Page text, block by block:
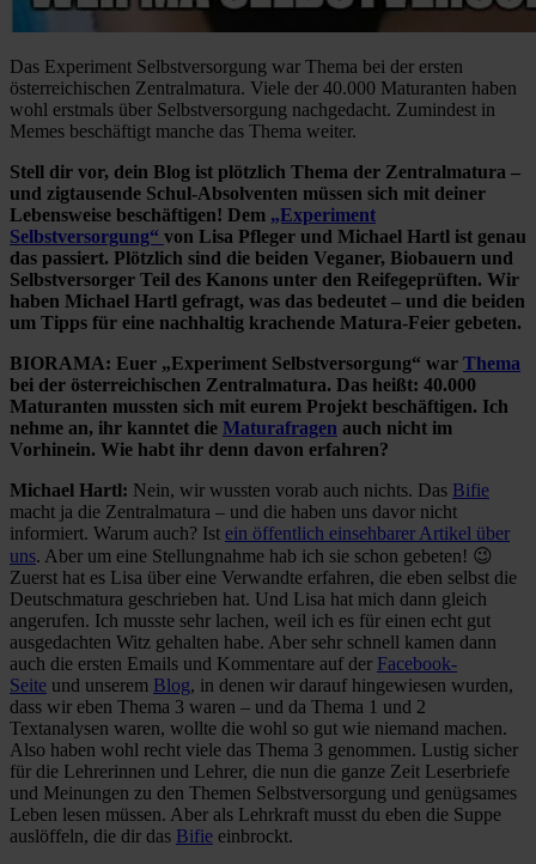
Das Experiment Selbstversorgung war Thema bei der ersten
österreichischen Zentralmatura. Viele der 40.000 Maturanten haben
wohl erstmals über Selbstversorgung nachgedacht. Zumindest in
Memes beschäftigt manche das Thema weiter.
Stell dir vor, dein Blog ist plötzlich Thema der Zentralmatura –
und zigtausende Schul-Absolventen müssen sich mit deiner
Lebensweise beschäftigen! Dem „Experiment
Selbstversorgung“ von Lisa Pfleger und Michael Hartl ist genau
das passiert. Plötzlich sind die beiden Veganer, Biobauern und
Selbstversorger Teil des Kanons unter den Reifegeprüften. Wir
haben Michael Hartl gefragt, was das bedeutet – und die beiden
um Tipps für eine nachhaltig krachende Matura-Feier gebeten.
BIORAMA: Euer „Experiment Selbstversorgung“ war Thema
bei der österreichischen Zentralmatura. Das heißt: 40.000
Maturanten mussten sich mit eurem Projekt beschäftigen. Ich
nehme an, ihr kanntet die Maturafragen auch nicht im
Vorhinein. Wie habt ihr denn davon erfahren?
Michael Hartl: Nein, wir wussten vorab auch nichts. Das Bifie
macht ja die Zentralmatura – und die haben uns davor nicht
informiert. Warum auch? Ist ein öffentlich einsehbarer Artikel über
uns. Aber um eine Stellungnahme hab ich sie schon gebeten! 😉
Zuerst hat es Lisa über eine Verwandte erfahren, die eben selbst die
Deutschmatura geschrieben hat. Und Lisa hat mich dann gleich
angerufen. Ich musste sehr lachen, weil ich es für einen echt gut
ausgedachten Witz gehalten habe. Aber sehr schnell kamen dann
auch die ersten Emails und Kommentare auf der Facebook-
Seite und unserem Blog, in denen wir darauf hingewiesen wurden,
dass wir eben Thema 3 waren – und da Thema 1 und 2
Textanalysen waren, wollte die wohl so gut wie niemand machen.
Also haben wohl recht viele das Thema 3 genommen. Lustig sicher
für die Lehrerinnen und Lehrer, die nun die ganze Zeit Leserbriefe
und Meinungen zu den Themen Selbstversorgung und genügsames
Leben lesen müssen. Aber als Lehrkraft musst du eben die Suppe
auslöffeln, die dir das Bifie einbrockt.